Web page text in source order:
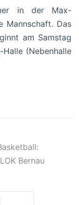
in der Max-
Mannschaft. Das
am Samstag
(Nebenhalle
Bernau